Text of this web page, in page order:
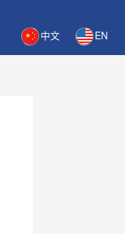
中文 EN